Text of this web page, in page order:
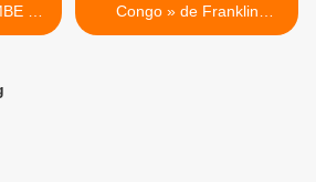
»,
Congo » de Franklin
Boukaka, d’après « Les